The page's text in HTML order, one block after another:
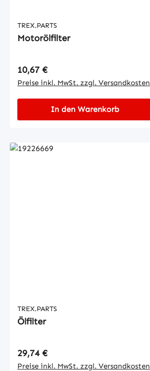
TREX.PARTS
Motorölfilter
Regulärer Preis:
10,67 €
Preise inkl. MwSt. zzgl. Versandkosten
In den Warenkorb
TREX.PARTS
Ölfilter
Regulärer Preis:
29,74 €
Preise inkl. MwSt. zzgl. Versandkosten